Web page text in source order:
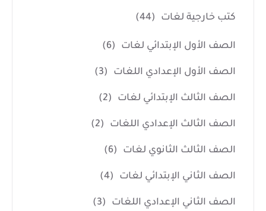
كتب خارجية لغات (44)
الصف الأول الإبتدائي لغات (6)
الصف الأول الإعدادي اللغات (3)
الصف الثالث الإبتدائي لغات (2)
الصف الثالث الإعدادي اللغات (2)
الصف الثالث الثانوي لغات (6)
الصف الثاني الإبتدائي لغات (4)
الصف الثاني الإعدادي اللغات (3)